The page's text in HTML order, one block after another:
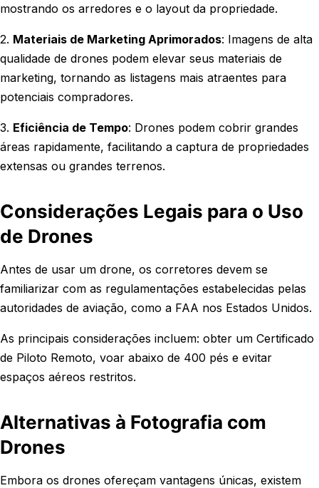
mostrando os arredores e o layout da propriedade.
2. Materiais de Marketing Aprimorados: Imagens de alta
qualidade de drones podem elevar seus materiais de
marketing, tornando as listagens mais atraentes para
potenciais compradores.
3. Eficiência de Tempo: Drones podem cobrir grandes
áreas rapidamente, facilitando a captura de propriedades
extensas ou grandes terrenos.
Considerações Legais para o Uso
de Drones
Antes de usar um drone, os corretores devem se
familiarizar com as regulamentações estabelecidas pelas
autoridades de aviação, como a FAA nos Estados Unidos.
As principais considerações incluem: obter um Certificado
de Piloto Remoto, voar abaixo de 400 pés e evitar
espaços aéreos restritos.
Alternativas à Fotografia com
Drones
Embora os drones ofereçam vantagens únicas, existem